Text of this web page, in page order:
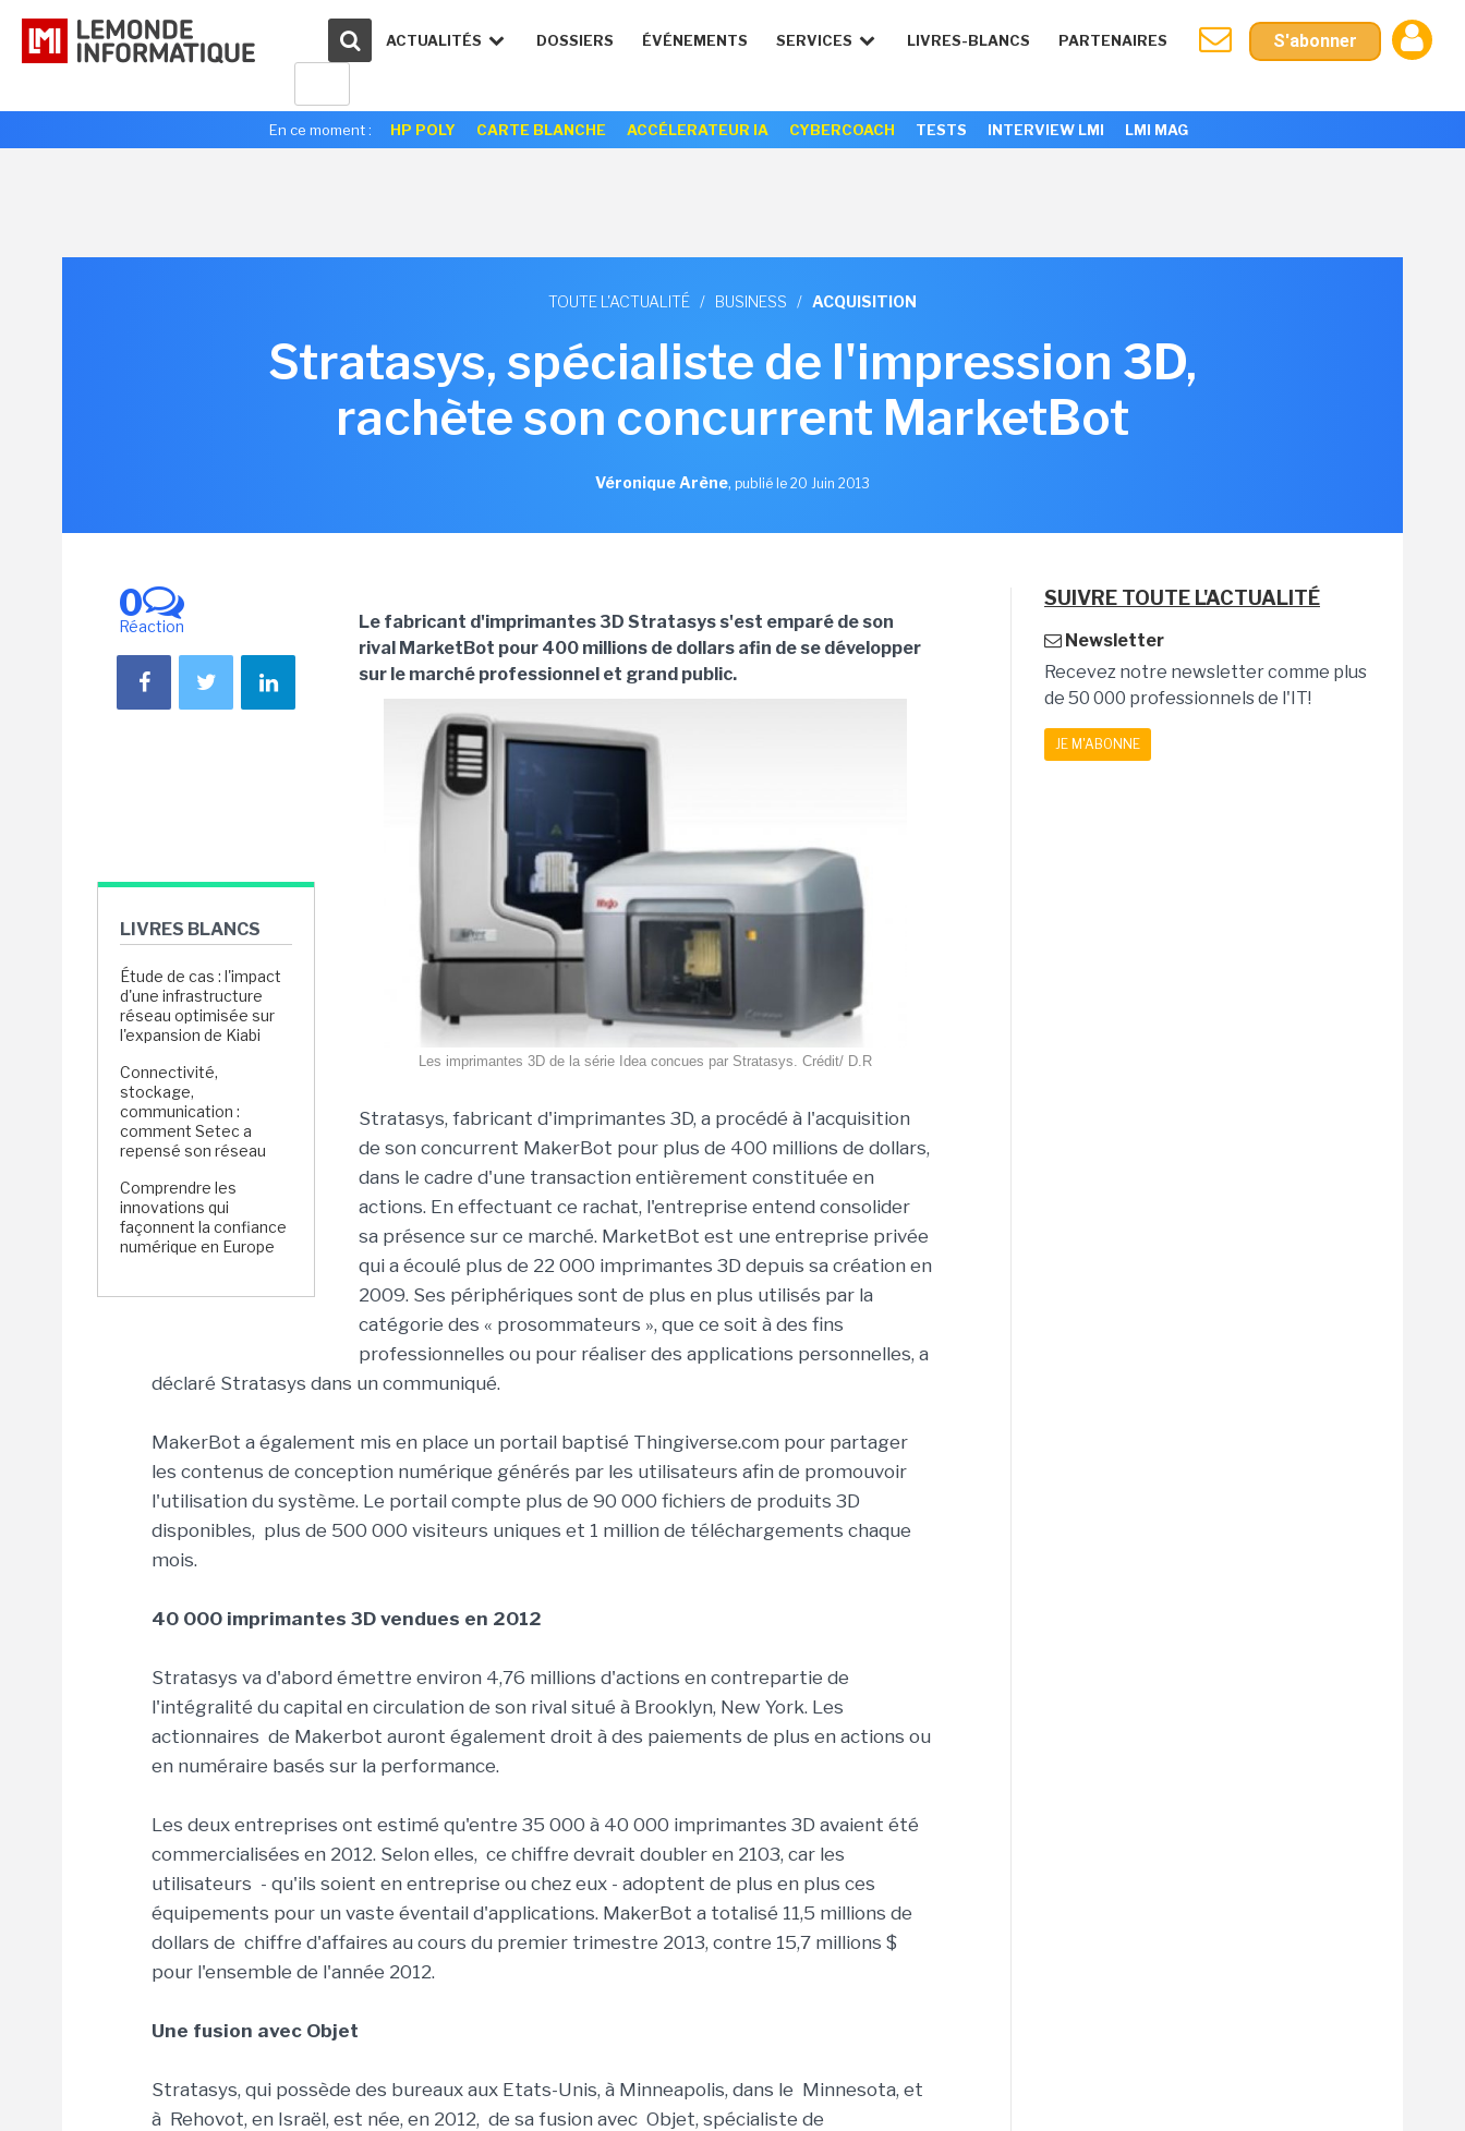
ACTUALITÉS DOSSIERS ÉVÉNEMENTS SERVICES LIVRES-BLANCS PARTENAIRES S'abonner
En ce moment : HP POLY CARTE BLANCHE ACCÉLERATEUR IA CYBERCOACH TESTS INTERVIEW LMI LMI MAG
TOUTE L'ACTUALITÉ / BUSINESS / ACQUISITION
Stratasys, spécialiste de l'impression 3D,
rachète son concurrent MarketBot
Véronique Arène, publié le 20 Juin 2013
0
Réaction
LIVRES BLANCS
Étude de cas : l'impact
d'une infrastructure
réseau optimisée sur
l'expansion de Kiabi
Connectivité,
stockage,
communication :
comment Setec a
repensé son réseau
Comprendre les
innovations qui
façonnent la confiance
numérique en Europe
Le fabricant d'imprimantes 3D Stratasys s'est emparé de son
rival MarketBot pour 400 millions de dollars afin de se développer
sur le marché professionnel et grand public.
Les imprimantes 3D de la série Idea concues par Stratasys. Crédit/ D.R
Stratasys, fabricant d'imprimantes 3D, a procédé à l'acquisition
de son concurrent MakerBot pour plus de 400 millions de dollars,
dans le cadre d'une transaction entièrement constituée en
actions. En effectuant ce rachat, l'entreprise entend consolider
sa présence sur ce marché. MarketBot est une entreprise privée
qui a écoulé plus de 22 000 imprimantes 3D depuis sa création en
2009. Ses périphériques sont de plus en plus utilisés par la
catégorie des « prosommateurs », que ce soit à des fins
professionnelles ou pour réaliser des applications personnelles, a
déclaré Stratasys dans un communiqué.
MakerBot a également mis en place un portail baptisé Thingiverse.com pour partager
les contenus de conception numérique générés par les utilisateurs afin de promouvoir
l'utilisation du système. Le portail compte plus de 90 000 fichiers de produits 3D
disponibles, plus de 500 000 visiteurs uniques et 1 million de téléchargements chaque
mois.
40 000 imprimantes 3D vendues en 2012
Stratasys va d'abord émettre environ 4,76 millions d'actions en contrepartie de
l'intégralité du capital en circulation de son rival situé à Brooklyn, New York. Les
actionnaires de Makerbot auront également droit à des paiements de plus en actions ou
en numéraire basés sur la performance.
Les deux entreprises ont estimé qu'entre 35 000 à 40 000 imprimantes 3D avaient été
commercialisées en 2012. Selon elles, ce chiffre devrait doubler en 2103, car les
utilisateurs - qu'ils soient en entreprise ou chez eux - adoptent de plus en plus ces
équipements pour un vaste éventail d'applications. MakerBot a totalisé 11,5 millions de
dollars de chiffre d'affaires au cours du premier trimestre 2013, contre 15,7 millions $
pour l'ensemble de l'année 2012.
Une fusion avec Objet
Stratasys, qui possède des bureaux aux Etats-Unis, à Minneapolis, dans le Minnesota, et
à Rehovot, en Israël, est née, en 2012, de sa fusion avec Objet, spécialiste de
SUIVRE TOUTE L'ACTUALITÉ
Newsletter
Recevez notre newsletter comme plus
de 50 000 professionnels de l'IT!
JE M'ABONNE